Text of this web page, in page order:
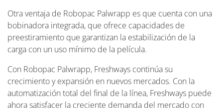
Otra ventaja de Robopac Palwrapp es que cuenta con una
bobinadora integrada, que ofrece capacidades de
preestiramiento que garantizan la estabilización de la
carga con un uso mínimo de la película.
Con Robopac Palwrapp, Freshways continúa su
crecimiento y expansión en nuevos mercados. Con la
automatización total del final de la línea, Freshways puede
ahora satisfacer la creciente demanda del mercado con